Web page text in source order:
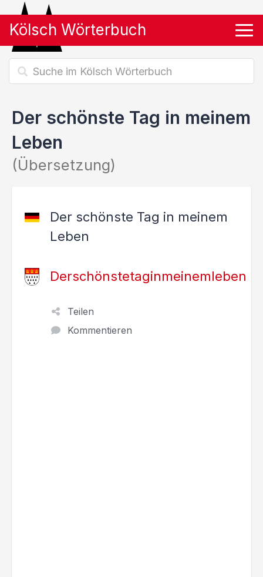
Kölsch Wörterbuch
Der schönste Tag in meinem
Leben
(Übersetzung)
Der schönste Tag in meinem
Leben
Derschönstetaginmeinemleben
Teilen
Kommentieren